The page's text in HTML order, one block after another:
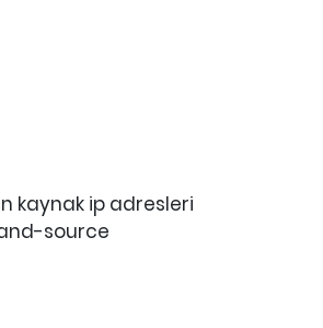
kaynak ip adresleri
source